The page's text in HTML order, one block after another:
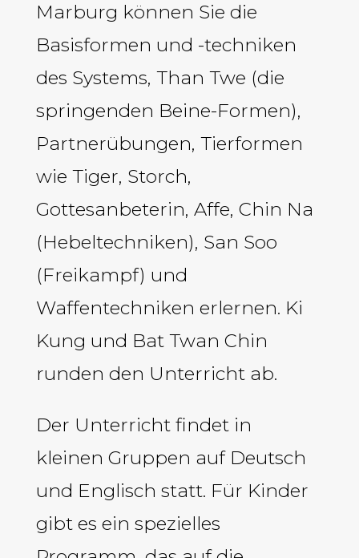
Marburg können Sie die
Basisformen und -techniken
des Systems, Than Twe (die
springenden Beine-Formen),
Partnerübungen, Tierformen
wie Tiger, Storch,
Gottesanbeterin, Affe, Chin Na
(Hebeltechniken), San Soo
(Freikampf) und
Waffentechniken erlernen. Ki
Kung und Bat Twan Chin
runden den Unterricht ab.
Der Unterricht findet in
kleinen Gruppen auf Deutsch
und Englisch statt. Für Kinder
gibt es ein spezielles